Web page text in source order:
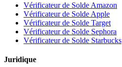
Vérificateur de Solde Amazon
Vérificateur de Solde Apple
Vérificateur de Solde Target
Vérificateur de Solde Sephora
Vérificateur de Solde Starbucks
Juridique